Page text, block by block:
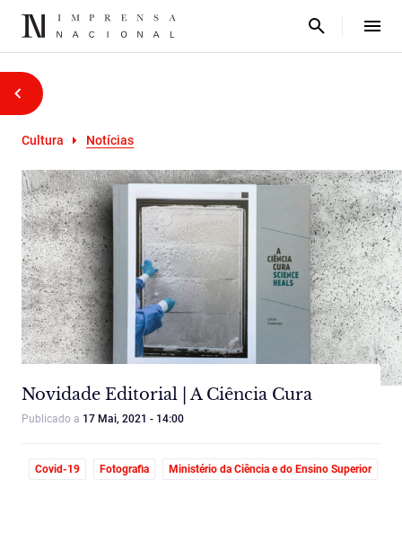
Cultura Notícias
Novidade Editorial | A Ciência Cura
Publicado a 17 Mai, 2021 - 14:00
Covid-19 Fotografia Ministério da Ciência e do Ensino Superior